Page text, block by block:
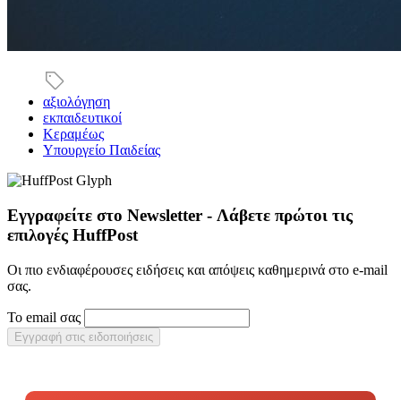
αξιολόγηση
εκπαιδευτικοί
Κεραμέως
Υπουργείο Παιδείας
Εγγραφείτε στο Newsletter - Λάβετε πρώτοι τις
επιλογές HuffPost
Οι πιο ενδιαφέρουσες ειδήσεις και απόψεις καθημερινά στο e-mail
σας.
Το email σας
Εγγραφή στις ειδοποιήσεις